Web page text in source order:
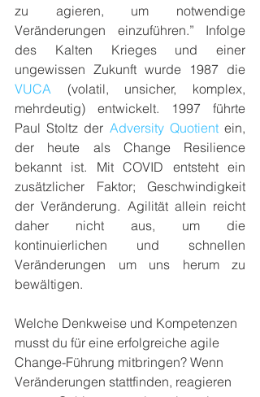
zu agieren, um notwendige
Veränderungen einzuführen.” Infolge
des Kalten Krieges und einer
VUCA (volatil, unsicher, komplex,
mehrdeutig) entwickelt. 1997 führte
Paul Stoltz der Adversity Quotient ein,
der heute als Change Resilience
bekannt ist. Mit COVID entsteht ein
zusätzlicher Faktor; Geschwindigkeit
der Veränderung. Agilität allein reicht
daher nicht aus, um die
kontinuierlichen und schnellen
Veränderungen um uns herum zu
bewältigen.
Welche Denkweise und Kompetenzen
musst du für eine erfolgreiche agile
Change-Führung mitbringen? Wenn
Veränderungen stattfinden, reagieren